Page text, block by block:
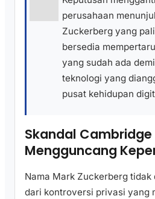
perusahaan
Zuckerberg yang
bersedia
yang sudah ada
teknologi yang
pusat kehidupan
Skandal
Mengguncang
Nama Mark Zuckerberg tidak
dari kontroversi privasi yang